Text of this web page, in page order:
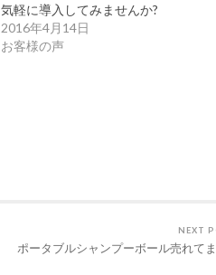
気軽に導入してみませんか?
2016年4月14日
お客様の声
NEXT
ポータブルシャンプーボール売れて